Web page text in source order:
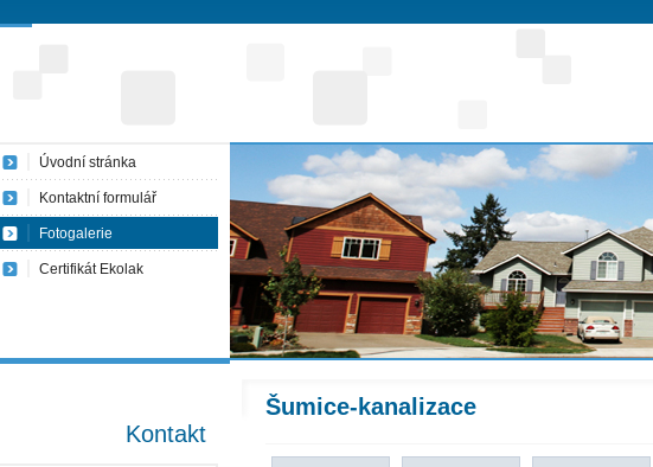
Šumice-kanalizace
Úvodní stránka
Kontaktní formulář
Fotogalerie
Certifikát Ekolak
Kontakt